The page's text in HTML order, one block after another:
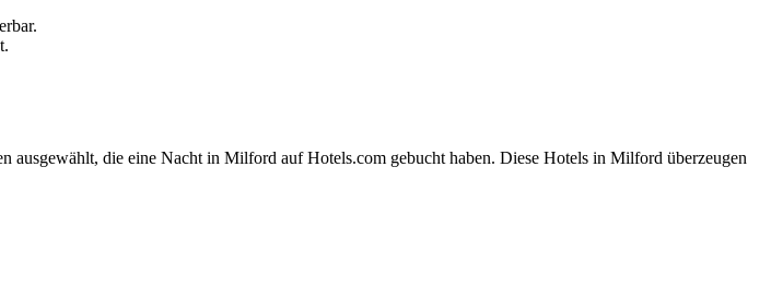
die eine Nacht in Milford auf Hotels.com gebucht haben. Diese Hotels in Milford überzeugen